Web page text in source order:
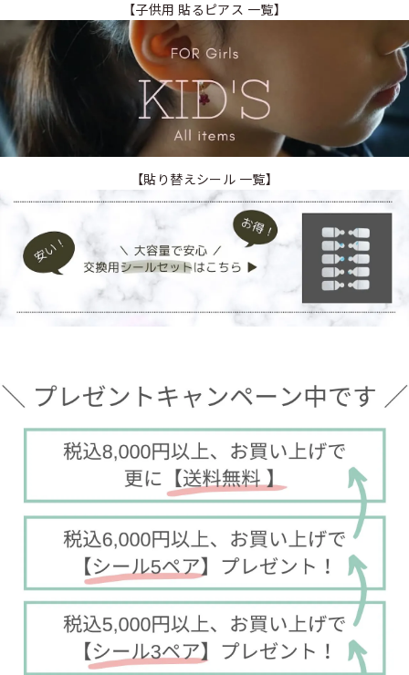
【子供用 貼るピアス 一覧】
【貼り替えシール 一覧】